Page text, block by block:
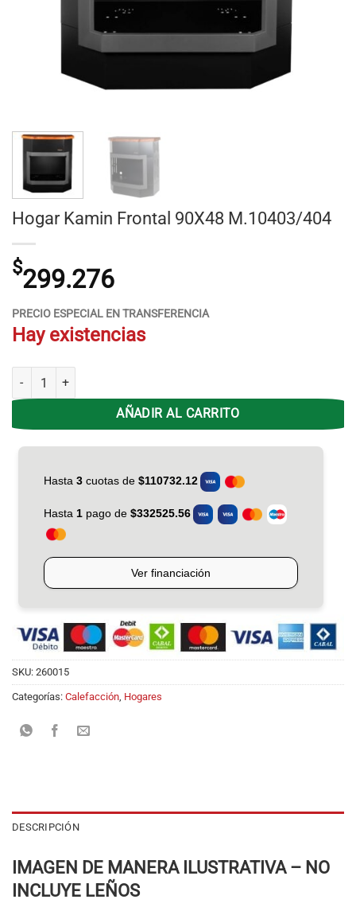
Hogar Kamin Frontal 90X48 M.10403/404
$299.276
PRECIO ESPECIAL EN TRANSFERENCIA
Hay existencias
Hogar Kamin Frontal 90X48 M.10403/404 cantidad
AÑADIR AL CARRITO
SKU: 260015
Categorías: Calefacción Hogares
DESCRIPCIÓN
IMAGEN DE MANERA ILUSTRATIVA – NO
INCLUYE LEÑOS